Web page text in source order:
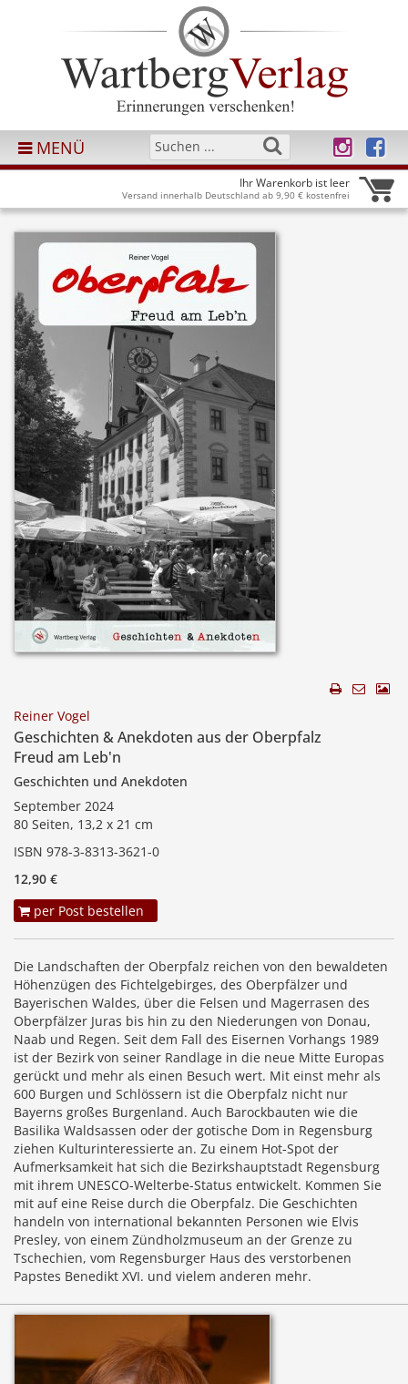
MENÜ
Ihr Warenkorb ist leer
Versand innerhalb Deutschland ab 9,90 € kostenfrei
Reiner Vogel
Geschichten & Anekdoten aus der Oberpfalz
Freud am Leb'n
Geschichten und Anekdoten
September 2024
80 Seiten, 13,2 x 21 cm
ISBN 978-3-8313-3621-0
12,90 €
per Post bestellen
Die Landschaften der Oberpfalz reichen von den bewaldeten
Höhenzügen des Fichtelgebirges, des Oberpfälzer und
Bayerischen Waldes, über die Felsen und Magerrasen des
Oberpfälzer Juras bis hin zu den Niederungen von Donau,
Naab und Regen. Seit dem Fall des Eisernen Vorhangs 1989
ist der Bezirk von seiner Randlage in die neue Mitte Europas
gerückt und mehr als einen Besuch wert. Mit einst mehr als
600 Burgen und Schlössern ist die Oberpfalz nicht nur
Bayerns großes Burgenland. Auch Barockbauten wie die
Basilika Waldsassen oder der gotische Dom in Regensburg
ziehen Kulturinteressierte an. Zu einem Hot-Spot der
Aufmerksamkeit hat sich die Bezirkshauptstadt Regensburg
mit ihrem UNESCO-Welterbe-Status entwickelt. Kommen Sie
mit auf eine Reise durch die Oberpfalz. Die Geschichten
handeln von international bekannten Personen wie Elvis
Presley, von einem Zündholzmuseum an der Grenze zu
Tschechien, vom Regensburger Haus des verstorbenen
Papstes Benedikt XVI. und vielem anderen mehr.